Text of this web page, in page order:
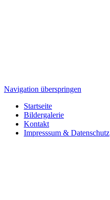
Navigation überspringen
Startseite
Bildergalerie
Kontakt
Impresssum & Datenschutz